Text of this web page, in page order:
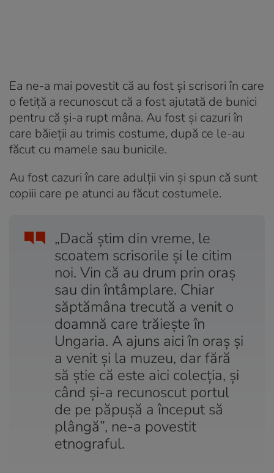
Ea ne-a mai povestit că au fost și scrisori în care
o fetiță a recunoscut că a fost ajutată de bunici
pentru că și-a rupt mâna. Au fost și cazuri în
care băieții au trimis costume, după ce le-au
făcut cu mamele sau bunicile.
Au fost cazuri în care adulții vin și spun că sunt
copiii care pe atunci au făcut costumele.
„Dacă știm din vreme, le
scoatem scrisorile și le citim
noi. Vin că au drum prin oraș
sau din întâmplare. Chiar
săptămâna trecută a venit o
doamnă care trăiește în
Ungaria. A ajuns aici în oraș și
a venit și la muzeu, dar fără
să știe că este aici colecția, și
când și-a recunoscut portul
de pe păpușă a început să
plângă”, ne-a povestit
etnograful.